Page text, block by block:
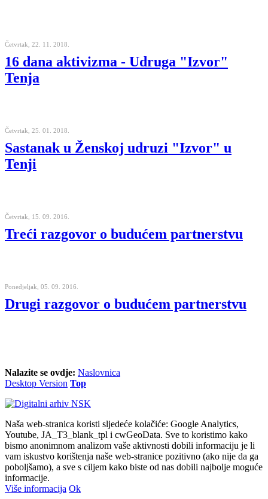
Četvrtak, 22. 11. 2018.
16 dana aktivizma - Udruga "Izvor"
Tenja
Četvrtak, 25. 01. 2018.
Sastanak u Ženskoj udruzi "Izvor" u
Tenji
Četvrtak, 15. 09. 2016.
Treći razgovor o budućem partnerstvu
Ponedjeljak, 05. 09. 2016.
Drugi razgovor o budućem partnerstvu
Nalazite se ovdje: Naslovnica
Desktop Version Top
Naša web-stranica koristi sljedeće kolačiće: Google Analytics,
Youtube, JA_T3_blank_tpl i cwGeoData. Sve to koristimo kako
bismo anonimnom analizom vaše aktivnosti dobili informaciju je li
vam iskustvo korištenja naše web-stranice pozitivno (ako nije da ga
poboljšamo), a sve s ciljem kako biste od nas dobili najbolje moguće
informacije.
Više informacija Ok